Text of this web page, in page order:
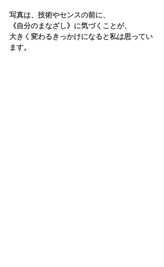
写真は、技術やセンスの前に、
《自分のまなざし》に気づくことが、
大きく変わるきっかけになると私は思ってい
ます。